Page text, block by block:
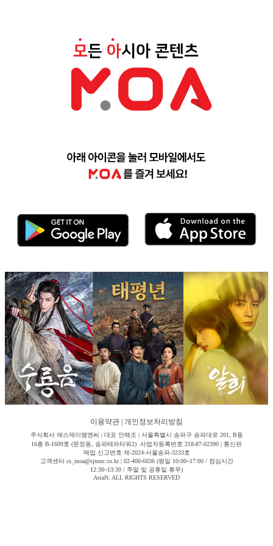
이용약관 개인정보처리방침
주식회사 에스제이엠엔씨 | 대표 안해조 | 서울특별시 송파구 송파대로 201, B동
16층 B-1609호 (문정동, 송파테라타워2) 사업자등록번호 218-87-02390 | 통신판
매업 신고번호 제-2024-서울송파-3233호
고객센터 cs_moa@sjmnc.co.kr | 02-400-6036 (평일 10:00~17:00 / 점심시간
12:30~13:30 / 주말 및 공휴일 휴무)
AsiaN. ALL RIGHTS RESERVED